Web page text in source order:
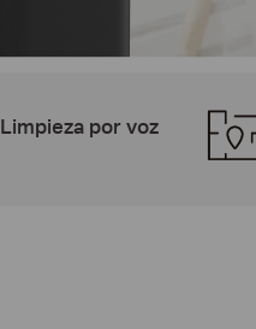
Limpieza por voz